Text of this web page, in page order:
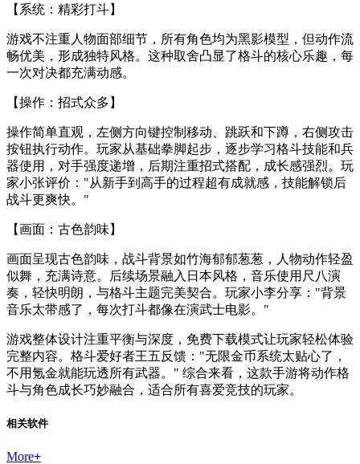
【系统：精彩打斗】
游戏不注重人物面部细节，所有角色均为黑影模型，但动作流
畅优美，形成独特风格。这种取舍凸显了格斗的核心乐趣，每
一次对决都充满动感。
【操作：招式众多】
操作简单直观，左侧方向键控制移动、跳跃和下蹲，右侧攻击
按钮执行动作。玩家从基础拳脚起步，逐步学习格斗技能和兵
器使用，对手强度递增，后期注重招式搭配，成长感强烈。玩
家小张评价："从新手到高手的过程超有成就感，技能解锁后
战斗更爽快。"
【画面：古色韵味】
画面呈现古色韵味，战斗背景如竹海郁郁葱葱，人物动作轻盈
似舞，充满诗意。后续场景融入日本风格，音乐使用尺八演
奏，轻快明朗，与格斗主题完美契合。玩家小李分享："背景
音乐太带感了，每次打斗都像在演武士电影。"
游戏整体设计注重平衡与深度，免费下载模式让玩家轻松体验
完整内容。格斗爱好者王五反馈："无限金币系统太贴心了，
不用氪金就能玩透所有武器。" 综合来看，这款手游将动作格
斗与角色成长巧妙融合，适合所有喜爱竞技的玩家。
相关软件
More+